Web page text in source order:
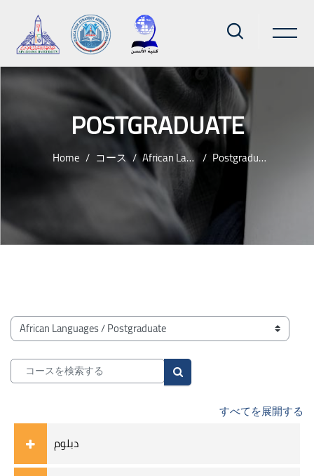
POSTGRADUATE
Home コース African Languages Postgraduate
ブロック
コースカテゴリ
コースを検索する
コースを検索する
すべてを展開する
دبلوم